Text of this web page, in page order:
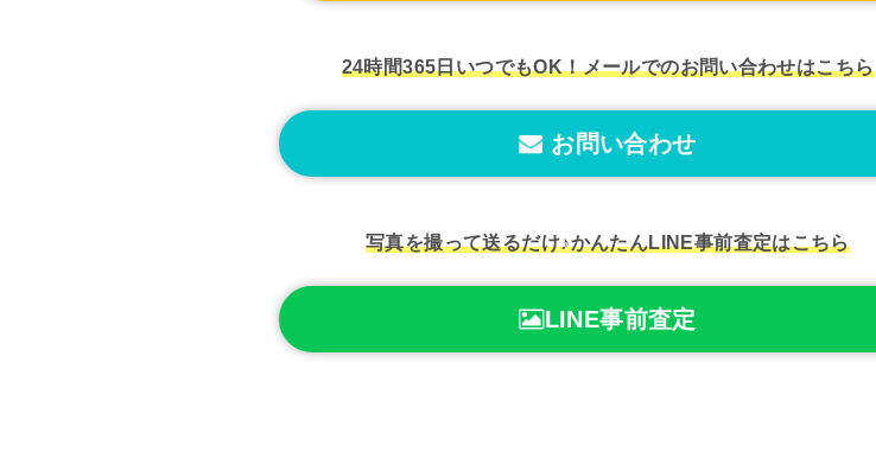
24時間365日いつでもOK！メールでのお問い合わせはこちら
お問い合わせ
写真を撮って送るだけ♪かんたんLINE事前査定はこちら
LINE事前査定